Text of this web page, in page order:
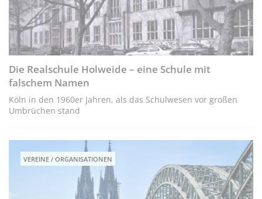
Die Realschule Holweide – eine Schule mit
falschem Namen
Köln in den 1960er Jahren, als das Schulwesen vor großen
Umbrüchen stand
VEREINE / ORGANISATIONEN